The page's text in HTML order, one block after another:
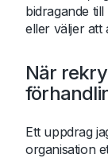
bidragande
eller väljer att
När
Ett uppdrag
organisation